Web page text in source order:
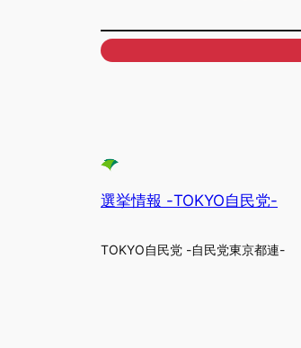
選挙情報 -TOKYO自民党-
TOKYO自民党 -自民党東京都連-